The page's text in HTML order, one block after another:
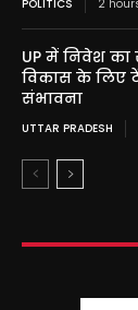
POLITICS 2
UP में निवेश का
विकास के लिए
संभावना
UTTAR PRADESH